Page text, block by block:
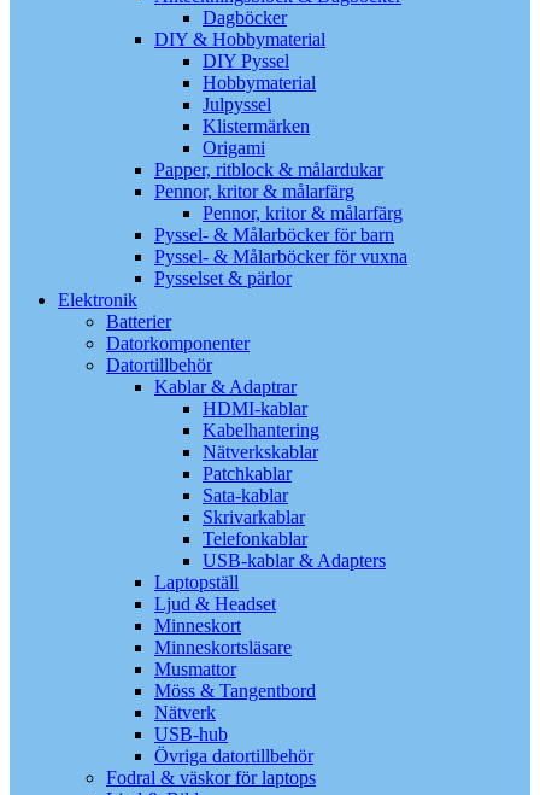
Dagböcker
DIY & Hobbymaterial
DIY Pyssel
Hobbymaterial
Julpyssel
Klistermärken
Origami
Papper, ritblock & målardukar
Pennor, kritor & målarfärg
Pennor, kritor & målarfärg
Pyssel- & Målarböcker för barn
Pyssel- & Målarböcker för vuxna
Pysselset & pärlor
Elektronik
Batterier
Datorkomponenter
Datortillbehör
Kablar & Adaptrar
HDMI-kablar
Kabelhantering
Nätverkskablar
Patchkablar
Sata-kablar
Skrivarkablar
Telefonkablar
USB-kablar & Adapters
Laptopställ
Ljud & Headset
Minneskort
Minneskortsläsare
Musmattor
Möss & Tangentbord
Nätverk
USB-hub
Övriga datortillbehör
Fodral & väskor för laptops